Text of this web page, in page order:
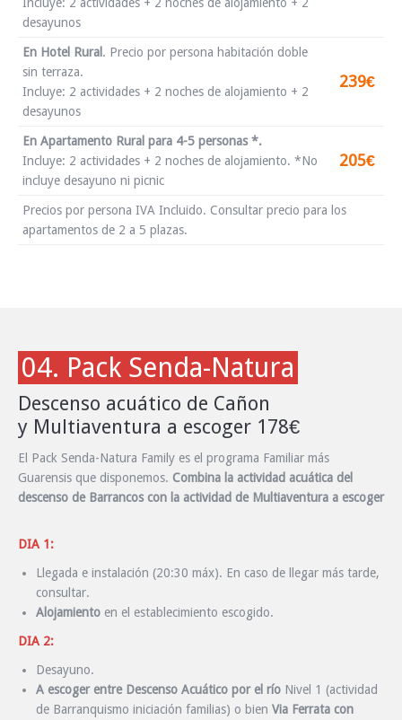
desayunos
En Hotel Rural . Precio por persona habitación doble
sin terraza.
Incluye: 2 actividades + 2 noches de alojamiento + 2
desayunos
239€
En Apartamento Rural para 4-5 personas *.
Incluye: 2 actividades + 2 noches de alojamiento. *No
incluye desayuno ni picnic
205€
Precios por persona IVA Incluido. Consultar precio para los
apartamentos de 2 a 5 plazas.
04. Pack Senda-Natura
Descenso acuático de Cañon
y Multiaventura a escoger 178€
El Pack Senda-Natura Family es el programa Familiar más
Guarensis que disponemos. Combina la actividad acuática del
descenso de Barrancos con la actividad de Multiaventura a escoger
DIA 1:
Llegada e instalación (20:30 máx). En caso de llegar más tarde,
consultar.
Alojamiento en el establecimiento escogido.
DIA 2:
Desayuno.
A escoger entre Descenso Acuático por el río Nivel 1 (actividad
de Barranquismo iniciación familias) o bien Via Ferrata con